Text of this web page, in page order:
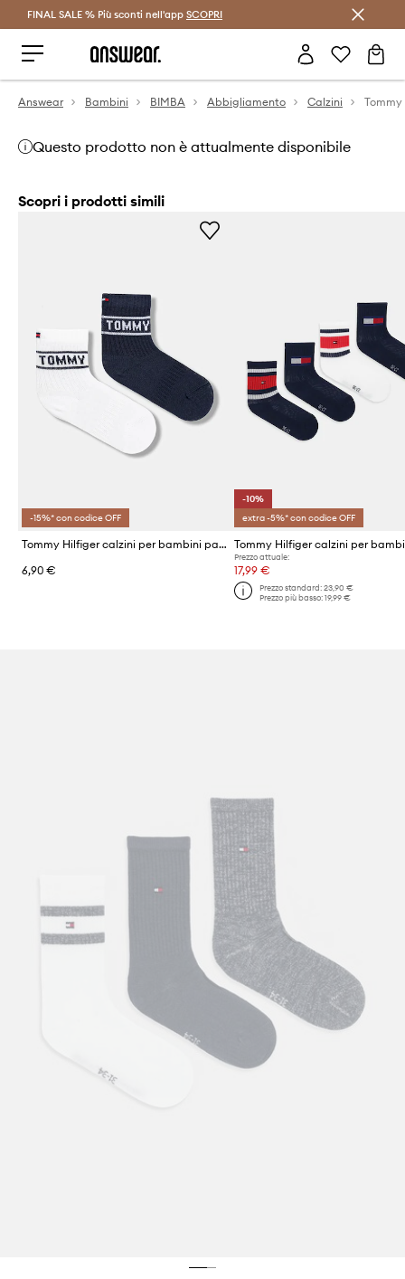
Risparmia con Answear Club >
FINAL SALE % Più sconti nell'app SCOPRI
Answear Bambini BIMBA Abbigliamento Calzini
Questo prodotto non è attualmente disponibile
Scopri i prodotti simili
-15%* con codice OFF
Tommy Hilfiger calzini per bambini pacco da 2
6,90 €
-10%
extra -5%* con codice OFF
Prezzo attuale:
17,99 €
Prezzo standard: 23,90 €
Prezzo più basso: 19,99 €